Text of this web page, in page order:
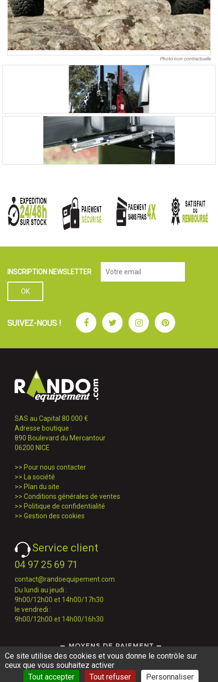
Photo non contractuelle
INSCRIPTION NEWSLETTER
SUIVEZ-NOUS ! FacebookTwitterInstagramPinterest
SAS au Capital 80 000 €
Adresse boutique :
890 Boulevard du Mercantour
06200 NICE
>> Pour nous contacter
>> La société
>> Plan du site
>> Conditions générales de ventes
>> Politique de confidentialité
>> Gestion des cookies
Service client
04 97 25 69 71
contact@randoequipement.com
Du lundi au jeudi :
9h00/12h00 et 14h00/17h30
le vendredi :
9h00/12h00 et 14h00/16h30
Ce site utilise des cookies et vous donne le contrôle sur
ceux que vous souhaitez activer
Tout accepter
Tout refuser Personnaliser